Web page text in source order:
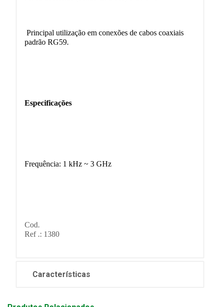
Principal utilização em conexões de cabos coaxiais
padrão RG59.
Especificações
Frequência: 1 kHz ~ 3 GHz
Cod.
Ref .: 1380
Características